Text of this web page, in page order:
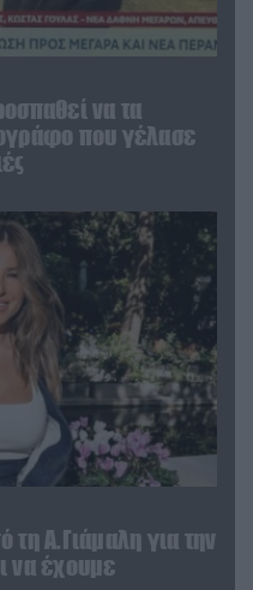
να τα
που γέλασε
τη Α.Γιάμαλη για την
να έχουμε